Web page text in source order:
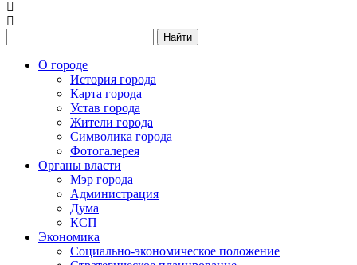
Найти
О городе
История города
Карта города
Устав города
Жители города
Символика города
Фотогалерея
Органы власти
Мэр города
Администрация
Дума
КСП
Экономика
Социально-экономическое положение